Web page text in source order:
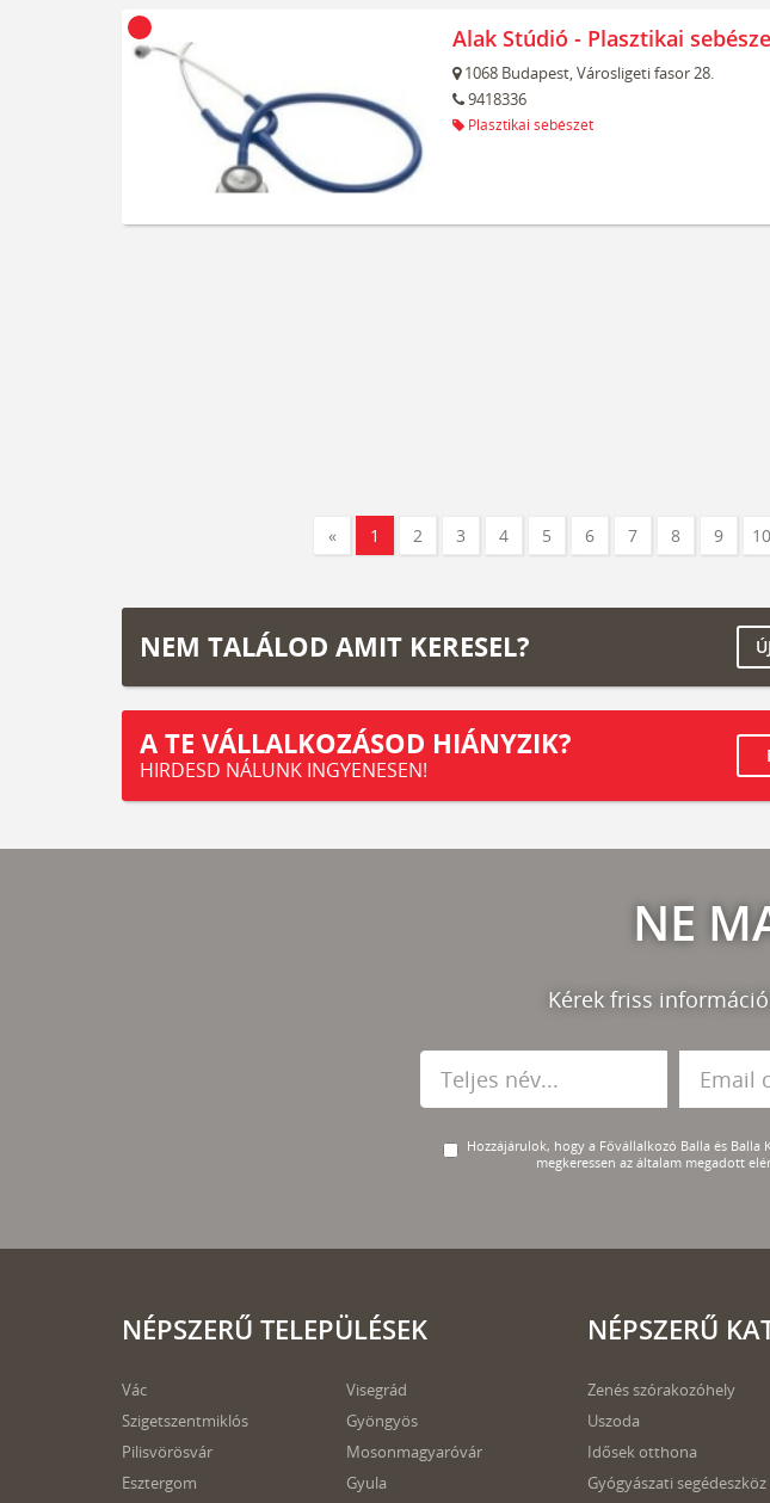
Alak Stúdió - Plasztikai
1068 Budapest,Városligeti fasor 28.
9418336
Plasztikai sebészet
« 1 2 3 4 5 6 7 8 9 10
NEM TALÁLOD AMIT KERESEL?
A TE VÁLLALKOZÁSOD HIÁNYZIK?
HIRDESD NÁLUNK INGYENESEN!
NE
Kérek friss
Hozzájárulok, hogy a Fővállalkozó Balla és
megkeressen az általam megadott
NÉPSZERŰ TELEPÜLÉSEK
Vác
Szigetszentmiklós
Pilisvörösvár
Esztergom
Visegrád
Gyöngyös
Mosonmagyaróvár
Gyula
NÉPSZERŰ
Zenés szórakozóhely
Uszoda
Idősek otthona
Gyógyászati segédeszköz